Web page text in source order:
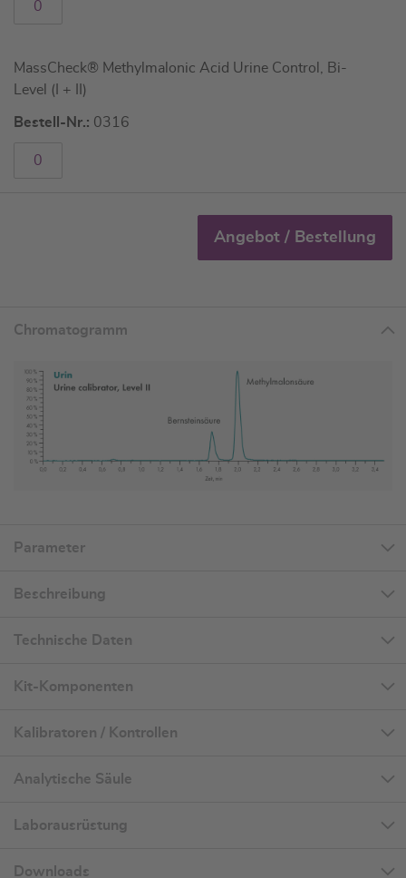
MassCheck® Methylmalonic Acid Urine Control, Bi-
Level (I + II)
Bestell-Nr.: 0316
Angebot / Bestellung
Chromatogramm
Parameter
Beschreibung
Technische Daten
Kit-Komponenten
Kalibratoren / Kontrollen
Analytische Säule
Laborausrüstung
Downloads